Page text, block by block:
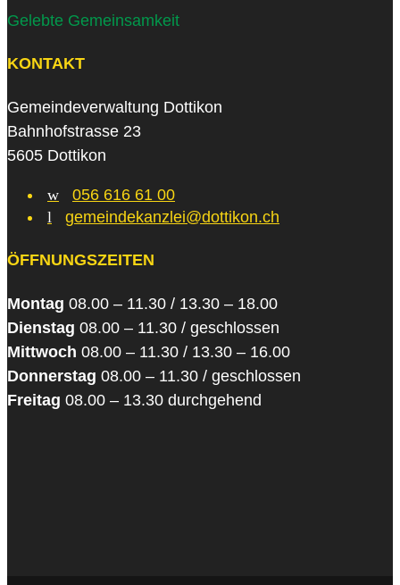
Gelebte Gemeinsamkeit
KONTAKT
Gemeindeverwaltung Dottikon
Bahnhofstrasse 23
5605 Dottikon
w
056 616 61 00
l
gemeindekanzlei@dottikon.ch
ÖFFNUNGSZEITEN
Montag 08.00 – 11.30 / 13.30 – 18.00
Dienstag 08.00 – 11.30 / geschlossen
Mittwoch 08.00 – 11.30 / 13.30 – 16.00
Donnerstag 08.00 – 11.30 / geschlossen
Freitag 08.00 – 13.30 durchgehend